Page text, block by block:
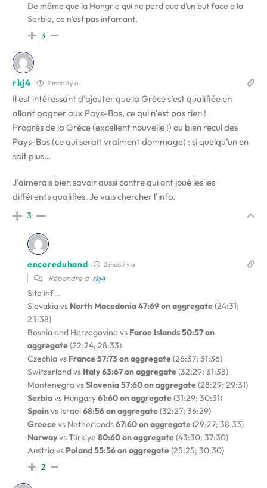
De même que la Hongrie qui ne perd que d’un but face a la
Serbie, ce n’est pas infamant.
3
rkj4 2 mois il y a
Il est intéressant d’ajouter que la Grèce s’est qualifiée en
allant gagner aux Pays-Bas, ce qui n’est pas rien !
Progrès de la Grèce (excellent nouvelle !) ou bien recul des
Pays-Bas (ce qui serait vraiment dommage) : si quelqu’un en
sait plus…
J’aimerais bien savoir aussi contre qui ont joué les les
différents qualifiés. Je vais chercher l’info.
3
encoreduhand 2 mois il y a
Répondre à rkj4
Site ihf ..
Slovakia vs North Macedonia 47:69on aggregate(24:31;
23:38)
Bosnia and Herzegovina vs Faroe Islands 50:57on
aggregate(22:24; 28:33)
Czechia vs France 57:73 on aggregate(26:37; 31:36)
Switzerland vs Italy 63:67on aggregate(32:29; 31:38)
Montenegro vsSlovenia 57:60on aggregate(28:29; 29:31)
Serbiavs Hungary61:60on aggregate(31:29; 30:31)
Spainvs Israel68:56 on aggregate(32:27; 36:29)
Greecevs Netherlands67:60 on aggregate(29:27; 38:33)
Norwayvs Türkiye 80:60 on aggregate(43:30; 37:30)
Austria vs Poland 55:56 on aggregate(25:25; 30:30)
2